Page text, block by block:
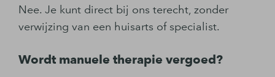
Nee. Je kunt direct bij ons terecht, zonder
verwijzing van een huisarts of specialist.
Wordt manuele therapie vergoed?